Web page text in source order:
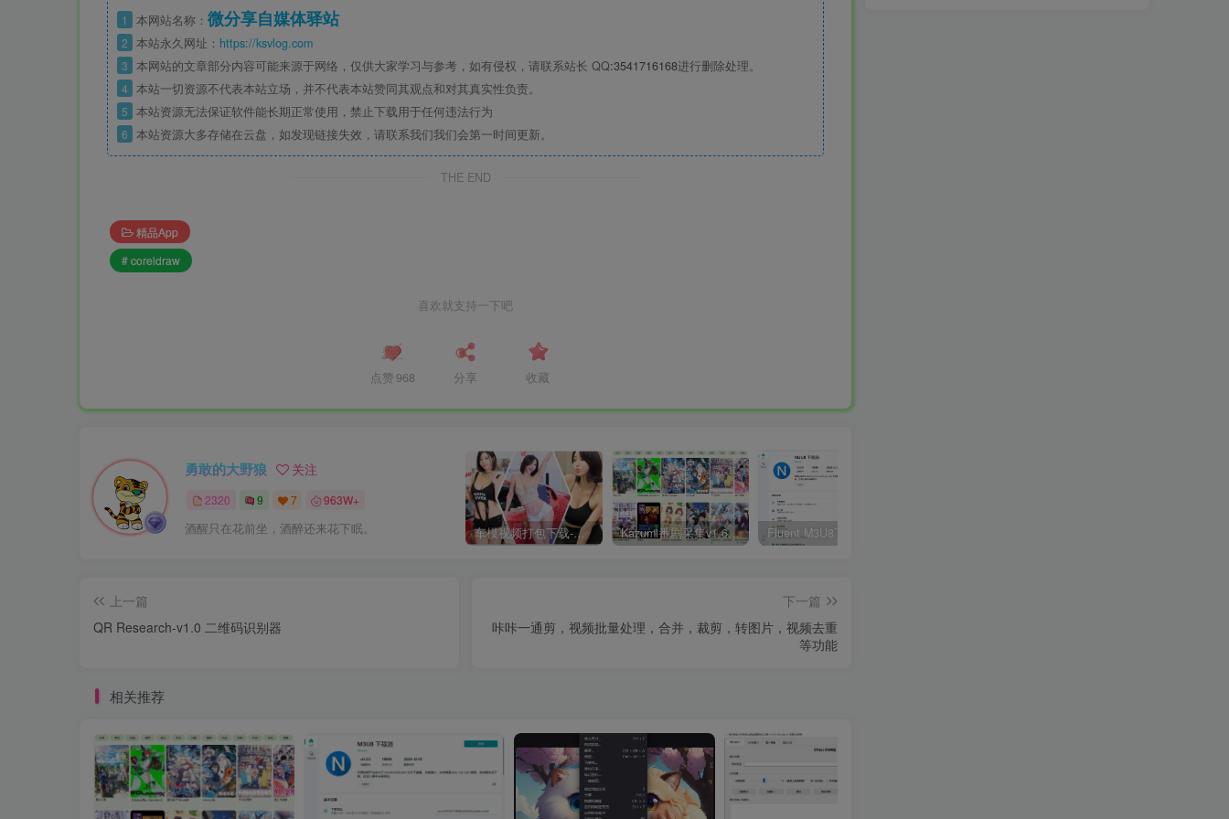
1 本网站名称： 微分享自媒体驿站
2 本站永久网址： https://ksvlog.com
3 本网站的文章部分内容可能来源于网络，仅供大家学习与参考，如有侵权，请联系站长 QQ:3541716168进行删除处理。
4 本站一切资源不代表本站立场，并不代表本站赞同其观点和对其真实性负责。
5 本站资源无法保证软件能长期正常使用，禁止下载用于任何违法行为
6 本站资源大多存储在云盘，如发现链接失效，请联系我们我们会第一时间更新。
THE END
精品App
# coreldraw
喜欢就支持一下吧
点赞 968 分享 收藏
勇敢的大野狼 关注
2320 9 7 963W+
酒醒只在花前坐，酒醉还来花下眠。 车模视频打包下载-高清无水印版 Kazumi番剧采集v1.6.9：支持自定义规则+在线观看+弹幕，跨平台下载
上一篇
QR Research-v1.0 二维码识别器
下一篇
咔咔一通剪，视频批量处理，合并，裁剪，转图片，视频去重
等功能
相关推荐